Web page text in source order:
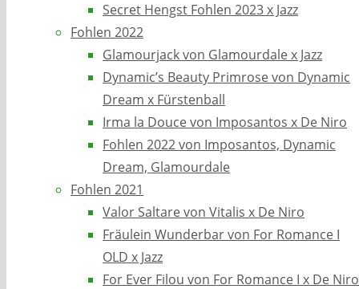
Secret Hengst Fohlen 2023 x Jazz
Fohlen 2022
Glamourjack von Glamourdale x Jazz
Dynamic’s Beauty Primrose von Dynamic
Dream x Fürstenball
Irma la Douce von Imposantos x De Niro
Fohlen 2022 von Imposantos, Dynamic
Dream, Glamourdale
Fohlen 2021
Valor Saltare von Vitalis x De Niro
Fräulein Wunderbar von For Romance I
OLD x Jazz
For Ever Filou von For Romance I x De Niro